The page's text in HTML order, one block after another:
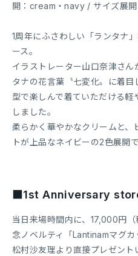
開：cream・navy / サイズ展開
1周年にふさわしい「ランタナ
ース。
イラストレーター山口奈津さ
タナの花言葉〝七変化〟に着目
型で楽しんで着ていただける
しました。
柔らかく華やかなクリームと、
トが上品なネイビーの2色展開で
■1st Anniversary
当日来場時間内に、17,000円
念ノベルティ「Lantinamマグ
松村沙友理より直接プレゼント